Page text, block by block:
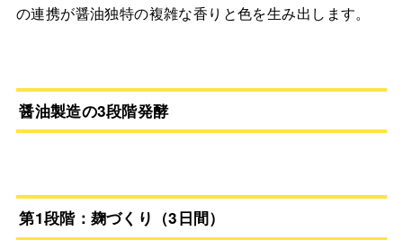
の連携が醤油独特の複雑な香りと色を生み出します。
醤油製造の3段階発酵
第1段階：麹づくり（3日間）